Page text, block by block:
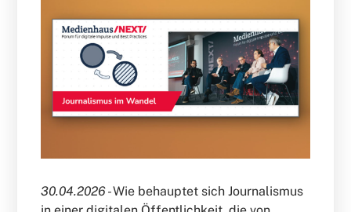
30.04.2026 -Wie behauptet sich Journalismus